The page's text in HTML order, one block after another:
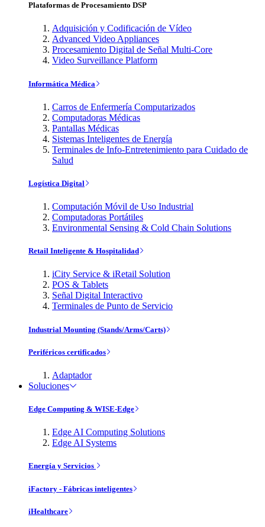
Plataformas de Procesamiento DSP
Adquisición y Codificación de Vídeo
Advanced Video Appliances
Procesamiento Digital de Señal Multi-Core
Video Surveillance Platform
Informática Médica
Carros de Enfermería Computarizados
Computadoras Médicas
Pantallas Médicas
Sistemas Inteligentes de Energía
Terminales de Info-Entretenimiento para Cuidado de
Salud
Logística Digital
Computación Móvil de Uso Industrial
Computadoras Portátiles
Environmental Sensing & Cold Chain Solutions
Retail Inteligente & Hospitalidad
iCity Service & iRetail Solution
POS & Tablets
Señal Digital Interactivo
Terminales de Punto de Servicio
Industrial Mounting (Stands/Arms/Carts)
Periféricos certificados
Adaptador
Soluciones
Edge Computing & WISE-Edge
Edge AI Computing Solutions
Edge AI Systems
Energía y Servicios
iFactory - Fábricas inteligentes
iHealthcare